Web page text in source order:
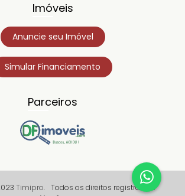
Imóveis
Anuncie seu Imóvel
Simular Financiamento
Parceiros
Timipro. Todos os direitos registrados.